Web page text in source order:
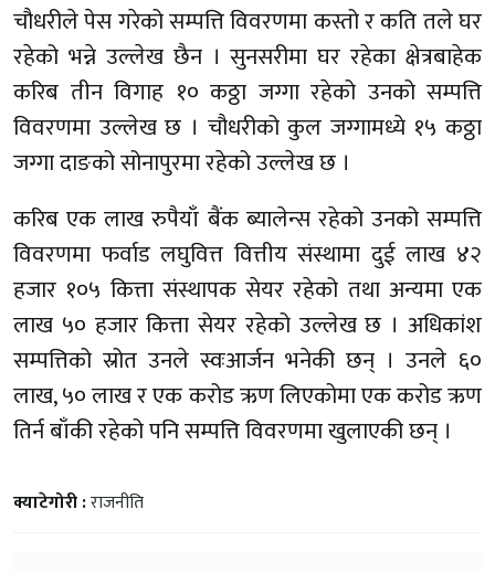
चौधरीले पेस गरेको सम्पत्ति विवरणमा कस्तो र कति तले घर
रहेको भन्ने उल्लेख छैन । सुनसरीमा घर रहेका क्षेत्रबाहेक
करिब तीन विगाह १० कठ्ठा जग्गा रहेको उनको सम्पत्ति
विवरणमा उल्लेख छ । चौधरीको कुल जग्गामध्ये १५ कठ्ठा
जग्गा दाङको सोनापुरमा रहेको उल्लेख छ ।
करिब एक लाख रुपैयाँ बैंक ब्यालेन्स रहेको उनको सम्पत्ति
विवरणमा फर्वाड लघुवित्त वित्तीय संस्थामा दुई लाख ४२
हजार १०५ कित्ता संस्थापक सेयर रहेको तथा अन्यमा एक
लाख ५० हजार कित्ता सेयर रहेको उल्लेख छ । अधिकांश
सम्पत्तिको स्रोत उनले स्वःआर्जन भनेकी छन् । उनले ६०
लाख, ५० लाख र एक करोड ऋण लिएकोमा एक करोड ऋण
तिर्न बाँकी रहेको पनि सम्पत्ति विवरणमा खुलाएकी छन् ।
क्याटेगोरी :राजनीति